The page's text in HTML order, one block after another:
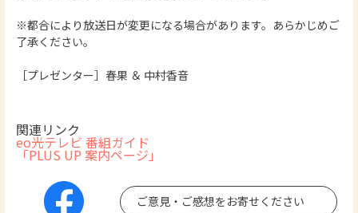
※都合により放送日が変更になる場合があります。あらかじめご
了承ください。
［プレゼンター］春果 ＆ 中村香音
関連リンク
eo光テレビ 番組ガイド
「PLUS UP 案内ページ」
ご意見・ご感想をお寄せください